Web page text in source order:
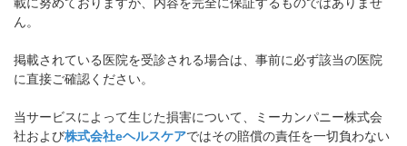
ん。
掲載されている医院を受診される場合は、事前に必ず該当の医院
に直接ご確認ください。
当サービスによって生じた損害について、ミーカンパニー株式会
社および株式会社eヘルスケアではその賠償の責任を一切負わない